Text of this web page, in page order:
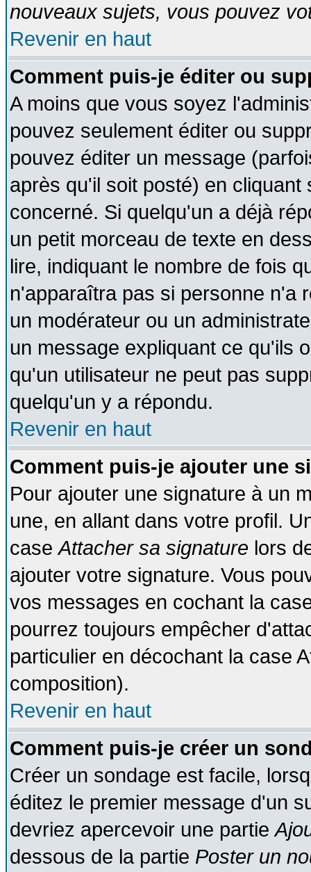
nouveaux sujets, vous pouvez
Revenir en haut
Comment puis-je éditer ou
A moins que vous soyez
pouvez seulement éditer ou
pouvez éditer un message
après qu'il soit posté) en
concerné. Si quelqu'un a déjà
un petit morceau de texte en
lire, indiquant le nombre de fois
n'apparaîtra pas si personne n'a
un modérateur ou un
un message expliquant ce qu'ils
qu'un utilisateur ne peut pas
quelqu'un y a répondu.
Revenir en haut
Comment puis-je ajouter une
Pour ajouter une signature à un
une, en allant dans votre profil.
caseAttacher sa signature lors
ajouter votre signature. Vous
vos messages en cochant la
pourrez toujours empêcher
particulier en décochant la case
composition).
Revenir en haut
Comment puis-je créer un
Créer un sondage est facile,
éditez le premier message d'un
devriez apercevoir une partie
dessous de la partie Poster un